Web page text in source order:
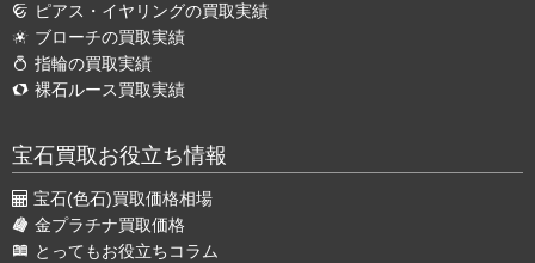
ピアス・イヤリングの買取実績
ブローチの買取実績
指輪の買取実績
裸石ルース買取実績
宝石買取お役立ち情報
宝石(色石)買取価格相場
金プラチナ買取価格
とってもお役立ちコラム